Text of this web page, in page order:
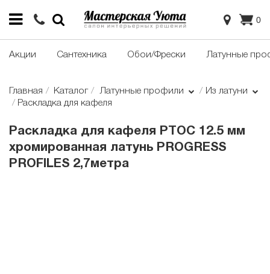
0
Акции Сантехника Обои/Фрески Латунные
Главная Каталог Латунные профили
Из латуни
Раскладка для кафеля
Раскладка для кафеля PTOC 12.5 мм
хромированная латунь PROGRESS
PROFILES 2,7метра